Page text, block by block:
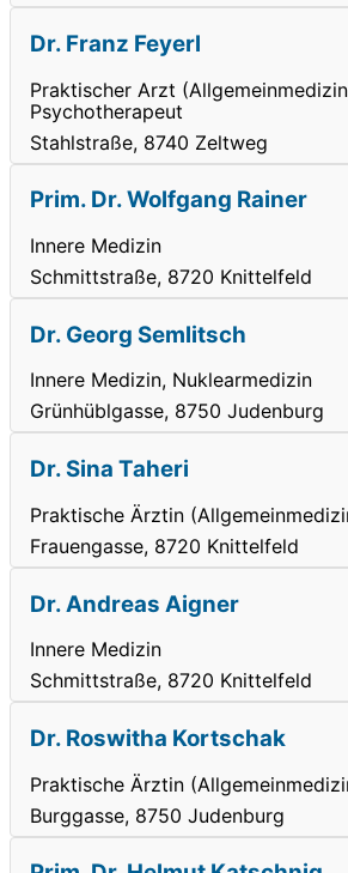
Dr. Franz Feyerl
Praktischer Arzt
Psychotherapeut
Stahlstraße, 8740 Zeltweg
Prim. Dr. Wolfgang Rainer
Innere Medizin
Schmittstraße, 8720 Knittelfeld
Dr. Georg Semlitsch
Innere Medizin, Nuklearmedizin
Grünhüblgasse, 8750 Judenburg
Dr. Sina Taheri
Praktische Ärztin
Frauengasse, 8720 Knittelfeld
Dr. Andreas Aigner
Innere Medizin
Schmittstraße, 8720 Knittelfeld
Dr. Roswitha Kortschak
Praktische Ärztin
Burggasse, 8750 Judenburg